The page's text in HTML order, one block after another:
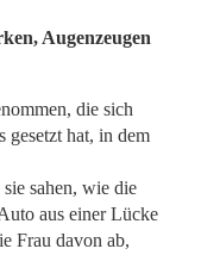
Augenzeugen
die sich
gesetzt hat, in dem
sahen, wie die
aus einer Lücke
Frau davon ab,